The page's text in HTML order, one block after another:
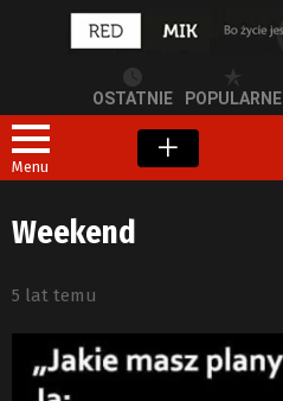
OSTATNIE POPULARNE
Menu
Weekend
5 lat temu